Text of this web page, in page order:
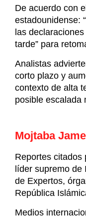
De acuerdo con
estadounidense:
las
tarde” para
Analistas
corto plazo y
contexto de alta
posible escalada
Mojtaba
Reportes citados
líder supremo
de Expertos,
República
Medios